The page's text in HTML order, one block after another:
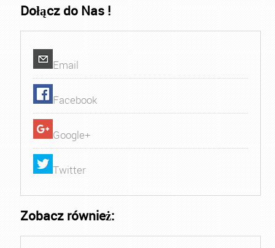
Dołącz do Nas !
Email
Facebook
Google+
Twitter
Zobacz również: